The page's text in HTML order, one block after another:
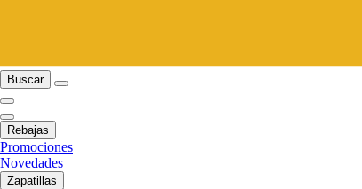
Buscar
Rebajas
Promociones
Novedades
Zapatillas